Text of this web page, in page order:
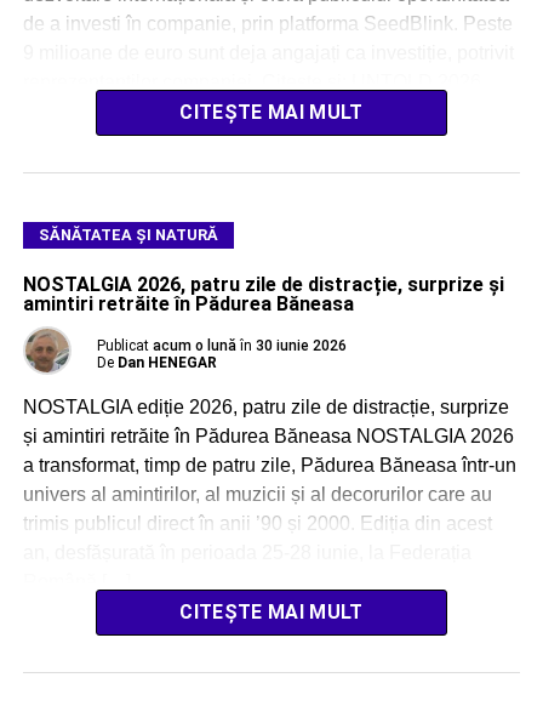
de a investi în companie, prin platforma SeedBlink. Peste
intră în linie dreaptă: […]CITEȘTE MAI MULT
SĂNĂTATEA ȘI NATURĂ
NOSTALGIA 2026, patru zile de distracție, surprize și
amintiri retrăite în Pădurea Băneasa
Publicat acum o lună în 30 iunie 2026
De Dan HENEGAR
NOSTALGIA ediție 2026, patru zile de distracție, surprize
și amintiri retrăite în Pădurea Băneasa NOSTALGIA 2026
a transformat, timp de patru zile, Pădurea Băneasa într-un
univers al amintirilor, al muzicii și al decorurilor care au
trimis publicul direct în anii ’90 și 2000. Ediția din acest
CITEȘTE MAI MULT